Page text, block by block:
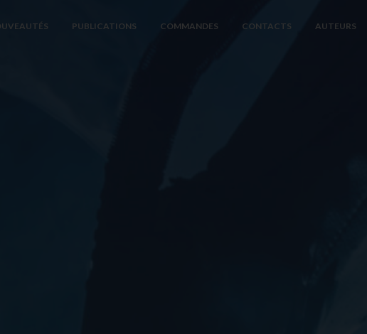
PUBLICATIONS COMMANDES CONTACTS AUTEURS